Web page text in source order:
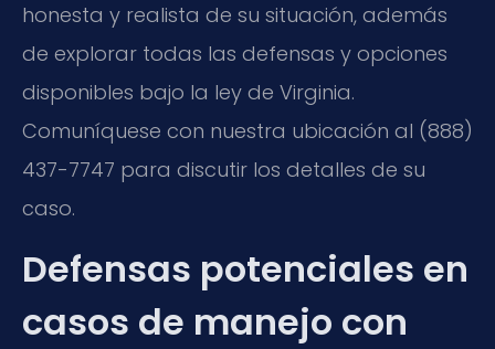
honesta y realista de su situación, además
de explorar todas las defensas y opciones
disponibles bajo la ley de Virginia.
Comuníquese con nuestra ubicación al (888)
437-7747 para discutir los detalles de su
caso.
Defensas potenciales en
casos de manejo con